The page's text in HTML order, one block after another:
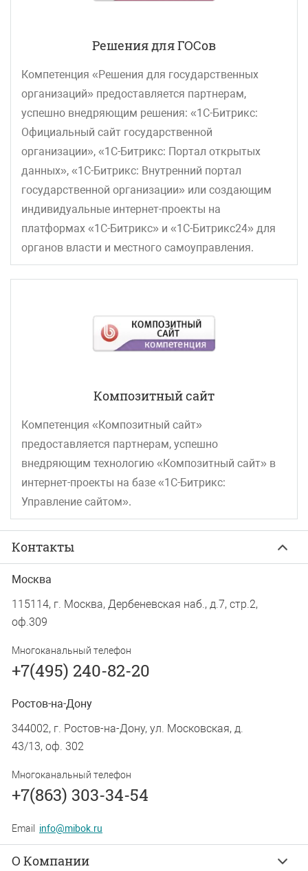
Решения для ГОСов
Компетенция «Решения для государственных
организаций» предоставляется партнерам,
успешно внедряющим решения: «1С-Битрикс:
Официальный сайт государственной
организации», «1С-Битрикс: Портал открытых
данных», «1С-Битрикс: Внутренний портал
государственной организации» или создающим
индивидуальные интернет-проекты на
платформах «1С-Битрикс» и «1С-Битрикс24» для
органов власти и местного самоуправления.
Композитный сайт
Компетенция «Композитный сайт»
предоставляется партнерам, успешно
внедряющим технологию «Композитный сайт» в
интернет-проекты на базе «1С-Битрикс:
Управление сайтом».
Контакты
Москва
115114, г. Москва, Дербеневская наб., д.7, стр.2,
оф.309
Многоканальный телефон
+7(495) 240-82-20
Ростов-на-Дону
344002, г. Ростов-на-Дону, ул. Московская, д.
43/13, оф. 302
Многоканальный телефон
+7(863) 303-34-54
Email info@mibok.ru
О Компании